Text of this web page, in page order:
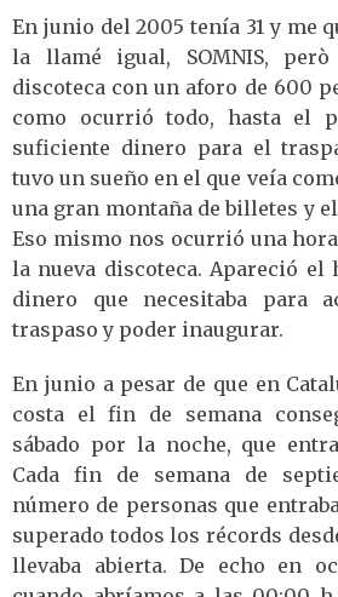
En junio del 2005 tenía 31 y me
la llamé igual, SOMNIS,
discoteca con un aforo de 600
como ocurrió todo, hasta el
suficiente dinero para el
tuvo un sueño en el que veía
una gran montaña de billetes y
Eso mismo nos ocurrió una
la nueva discoteca. Apareció
dinero que necesitaba para
traspaso y poder inaugurar.
En junio a pesar de que en
costa el fin de semana
sábado por la noche, que
Cada fin de semana de
número de personas que
superado todos los récords
llevaba abierta. De echo en